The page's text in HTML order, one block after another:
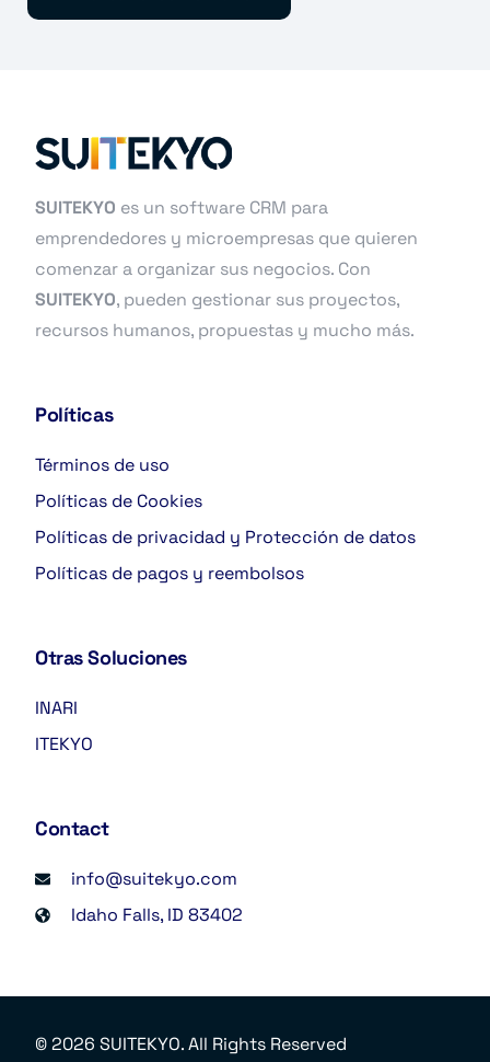
SUITEKYO es un software CRM para
emprendedores y microempresas que quieren
comenzar a organizar sus negocios. Con
SUITEKYO, pueden gestionar sus proyectos,
recursos humanos, propuestas y mucho más.
Políticas
Términos de uso
Políticas de Cookies
Políticas de privacidad y Protección de datos
Políticas de pagos y reembolsos
Otras Soluciones
INARI
ITEKYO
Contact
info@suitekyo.com
Idaho Falls, ID 83402
© 2026 SUITEKYO. All Rights Reserved
Regístrate Ahora